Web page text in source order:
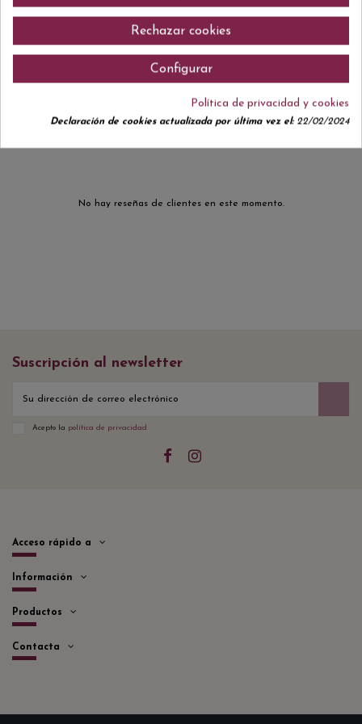
el paladar y un final largo y persistente. Un vino potente y equilibrado,
No hay reseñas de clientes en este momento.
Suscripción al newsletter
Acepto la política de privacidad
Acceso rápido a
Información
Productos
Contacta
Rechazar cookies
Configurar
Política de privacidad y cookies
Declaración de cookies actualizada por última vez el:22/02/2024